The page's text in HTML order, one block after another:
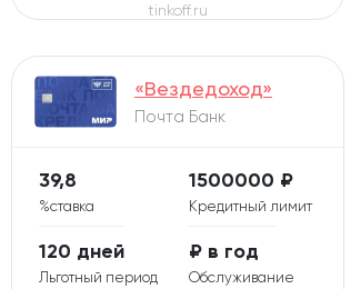
tinkoff.ru
«Вездедоход»
Почта Банк
%ставка
39,8
Кредитный лимит
1500000 ₽
Льготный период
120 дней
Обслуживание
₽ в год